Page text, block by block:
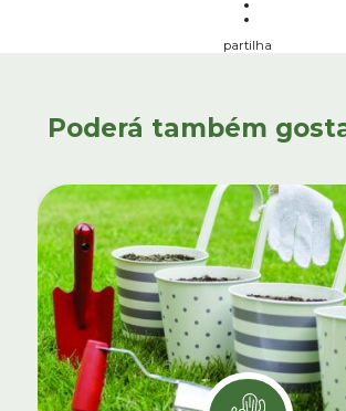
partilha
Poderá também